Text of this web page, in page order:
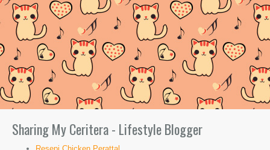
Sharing My Ceritera - Lifestyle Blogger